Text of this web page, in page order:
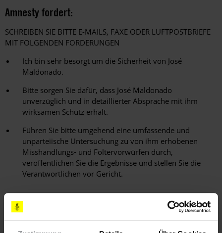
Amnesty fordert:
SCHREIBEN SIE BITTE E-MAILS, FAXE ODER LUFTPOSTBRIEFE
MIT FOLGENDEN FORDERUNGEN
Ich bin sehr besorgt um die Sicherheit von José
Maldonado.
Bitte sorgen Sie dafür, dass José Maldonado
unverzüglich und in detaillierter Absprache mit ihm
wirksamen Schutz erhält.
Führen Sie bitte umgehend eine umfassende und
unparteiische Untersuchung zu von ihm erhobenen
Misshandlungs- und Foltervorwürfen durch,
veröffentlichen Sie die Ergebnisse und stellen Sie die
Verantwortlichen vor Gericht.
PLEASE WRITE IMMEDIATELY
Expressing concern for the safety of José Maldonado;